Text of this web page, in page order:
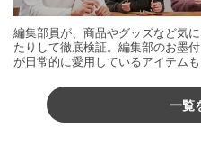
編集部員が、商品やグッズなど気
たりして徹底検証。編集部のお墨
が日常的に愛用しているアイテムも
一覧